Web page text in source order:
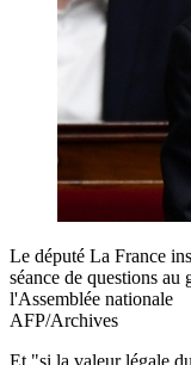
Le député La France
séance de questions au
l'Assemblée nationale
AFP/Archives
Et "si la valeur légale